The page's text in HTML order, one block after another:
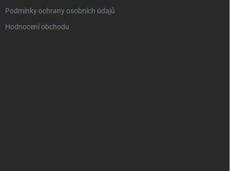
Podmínky ochrany osobních údajů
Hodnocení obchodu